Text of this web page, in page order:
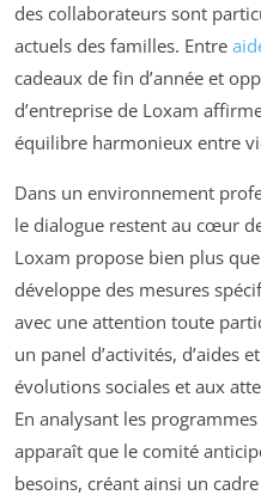
des collaborateurs sont
actuels des familles. Entre
cadeaux de fin d’année et
d’entreprise de Loxam
équilibre harmonieux entre
Dans un environnement
le dialogue restent au cœur
Loxam propose bien plus
développe des mesures
avec une attention toute
un panel d’activités, d’aides
évolutions sociales et aux
En analysant les
apparaît que le comité
besoins, créant ainsi un